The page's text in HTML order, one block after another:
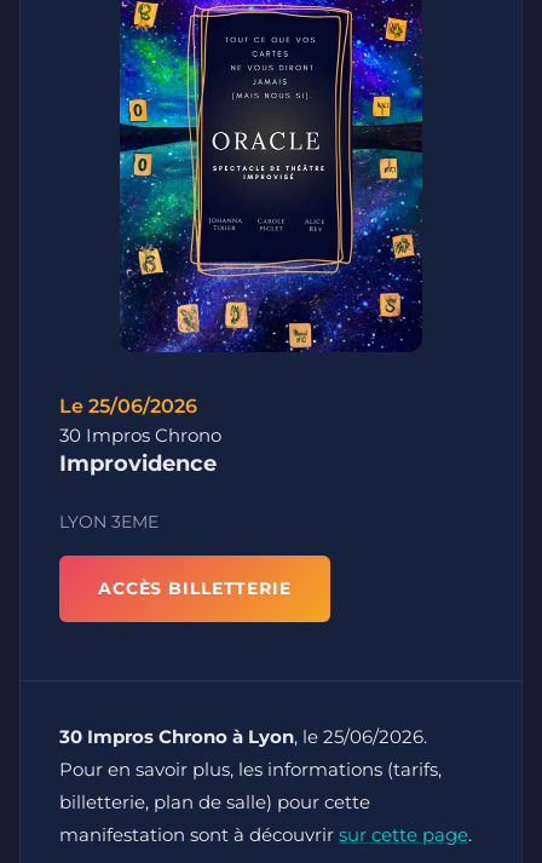
Le 25/06/2026
30 Impros Chrono
Improvidence
LYON 3EME
ACCÈS BILLETTERIE
30 Impros Chrono à Lyon, le 25/06/2026.
Pour en savoir plus, les informations (tarifs,
billetterie, plan de salle) pour cette
manifestation sont à découvrir sur cette page.